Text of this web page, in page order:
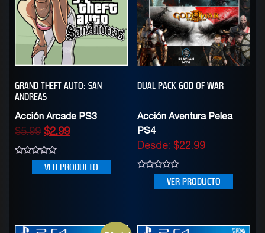
GRAND THEFT AUTO: SAN
ANDREAS
Acción Arcade PS3
$5.99 $2.99
VER PRODUCTO
DUAL PACK GOD OF WAR
Acción Aventura Pelea
PS4
Desde: $22.99
VER PRODUCTO